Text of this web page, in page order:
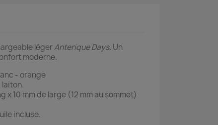
légerAnterique Days. Un
moderne.
- orange
laiton.
x 10 mm de large (12 mm au sommet)
incluse.